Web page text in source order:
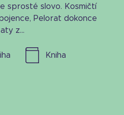
sprosté slovo. Kosmičtí
Pelorat dokonce
z...
kniha